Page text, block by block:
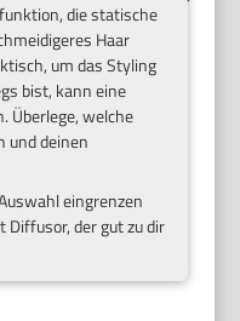
die statische
Haar
um das Styling
bist, kann eine
Überlege, welche
und deinen
eingrenzen
der gut zu dir